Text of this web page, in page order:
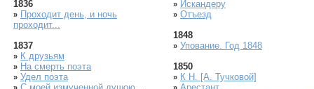
1836
» Проходит день, и ночь
проходит...
1837
» К друзьям
» На смерть поэта
» Удел поэта
» Искандеру
» Отъезд
1848
» Упование. Год 1848
1850
» К Н. [А. Тучковой]